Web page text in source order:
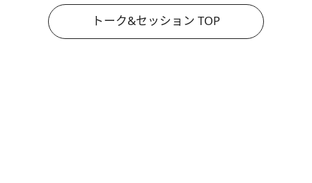
トーク&セッション TOP